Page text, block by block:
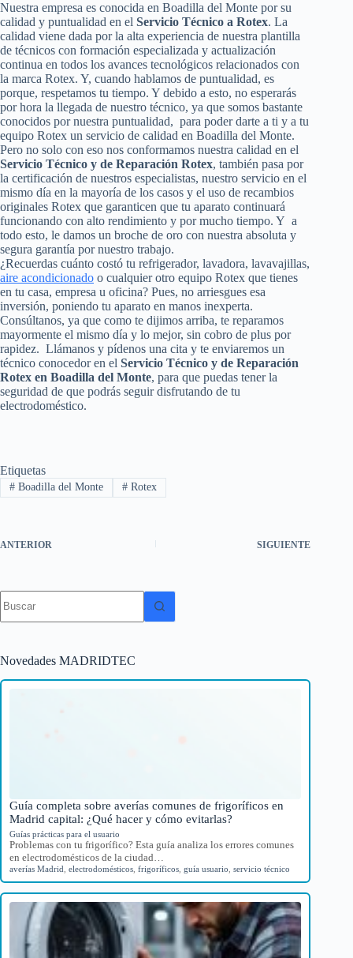
Nuestra empresa es conocida en Boadilla del Monte por su
calidad y puntualidad en el Servicio Técnico a Rotex. La
calidad viene dada por la alta experiencia de nuestra plantilla
de técnicos con formación especializada y actualización
continua en todos los avances tecnológicos relacionados con
la marca Rotex. Y, cuando hablamos de puntualidad, es
porque, respetamos tu tiempo. Y debido a esto, no esperarás
por hora la llegada de nuestro técnico, ya que somos bastante
conocidos por nuestra puntualidad, para poder darte a ti y a tu
equipo Rotex un servicio de calidad en Boadilla del Monte.
Pero no solo con eso nos conformamos nuestra calidad en el
Servicio Técnico y de Reparación Rotex, también pasa por
la certificación de nuestros especialistas, nuestro servicio en el
mismo día en la mayoría de los casos y el uso de recambios
originales Rotex que garanticen que tu aparato continuará
funcionando con alto rendimiento y por mucho tiempo. Y a
todo esto, le damos un broche de oro con nuestra absoluta y
segura garantía por nuestro trabajo.
¿Recuerdas cuánto costó tu refrigerador, lavadora, lavavajillas,
aire acondicionado o cualquier otro equipo Rotex que tienes
en tu casa, empresa u oficina? Pues, no arriesgues esa
inversión, poniendo tu aparato en manos inexperta.
Consúltanos, ya que como te dijimos arriba, te reparamos
mayormente el mismo día y lo mejor, sin cobro de plus por
rapidez. Llámanos y pídenos una cita y te enviaremos un
técnico conocedor en el Servicio Técnico y de Reparación
Rotex en Boadilla del Monte, para que puedas tener la
seguridad de que podrás seguir disfrutando de tu
electrodoméstico.
Etiquetas
#Boadilla del Monte #Rotex
ANTERIOR SIGUIENTE
resultados
Novedades MADRIDTEC
Guía completa sobre averías comunes de frigoríficos en
Madrid capital: ¿Qué hacer y cómo evitarlas?
Guías prácticas para el usuario
Problemas con tu frigorífico? Esta guía analiza los errores comunes
en electrodomésticos de la ciudad…
averías Madrid electrodomésticos frigoríficos guía usuario servicio técnico